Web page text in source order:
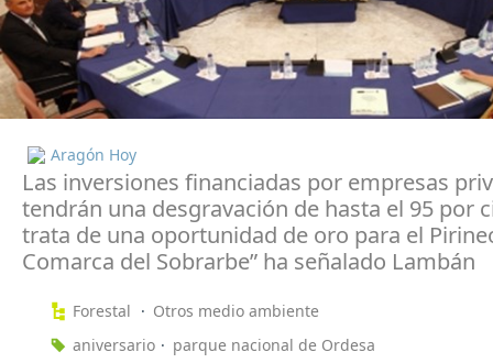
Aragón Hoy
Las inversiones financiadas por empresas
tendrán una desgravación de hasta el 95 por
trata de una oportunidad de oro para el
Comarca del Sobrarbe” ha señalado Lambán
Forestal
Otros medio ambiente
aniversario
parque nacional de Ordesa